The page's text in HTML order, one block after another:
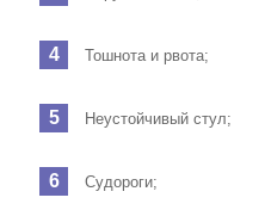
Тошнота и рвота;
Неустойчивый стул;
Судороги;